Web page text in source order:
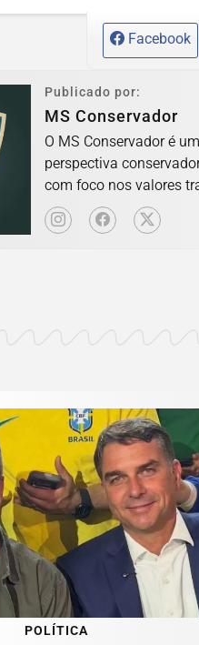
Facebook
Publicado por:
MS Conservador
O MS Conservador é
perspectiva
com foco nos valores
POLÍTICA